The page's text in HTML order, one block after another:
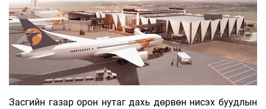
Засгийн газар орон нутаг дахь дөрвөн нисэх буудлын